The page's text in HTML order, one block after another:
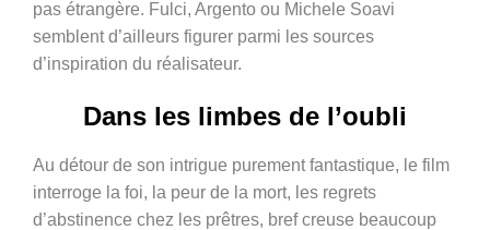
pas étrangère. Fulci, Argento ou Michele Soavi
semblent d’ailleurs figurer parmi les sources
d’inspiration du réalisateur.
Dans les limbes de l’oubli
Au détour de son intrigue purement fantastique, le film
interroge la foi, la peur de la mort, les regrets
d’abstinence chez les prêtres, bref creuse beaucoup